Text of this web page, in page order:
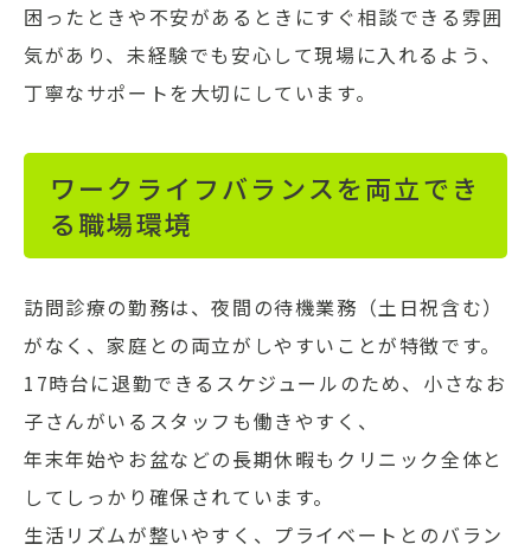
困ったときや不安があるときにすぐ相談できる雰囲
気があり、未経験でも安心して現場に入れるよう、
丁寧なサポートを大切にしています。
ワークライフバランスを両立でき
る職場環境
訪問診療の勤務は、夜間の待機業務（土日祝含む）
がなく、家庭との両立がしやすいことが特徴です。
17時台に退勤できるスケジュールのため、小さなお
子さんがいるスタッフも働きやすく、
年末年始やお盆などの長期休暇もクリニック全体と
してしっかり確保されています。
生活リズムが整いやすく、プライベートとのバラン